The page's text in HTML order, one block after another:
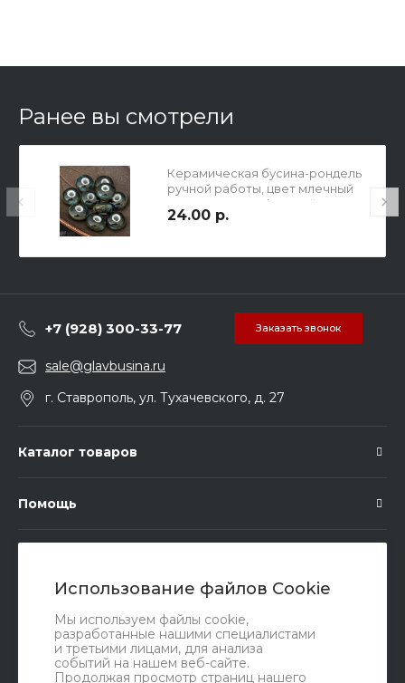
Использование файлов Cookie
Мы используем файлы cookie,
разработанные нашими специалистами
и третьими лицами, для анализа
событий на нашем веб-сайте.
Продолжая просмотр страниц нашего
Ранее вы смотрели
Керамическая бусина-рондель
ручной работы, цвет млечный
путь над морем (черный,
т.синий, светло-голубой, серо-
24.00 р.
+7 (928) 300-33-77 Заказать звонок
sale@glavbusina.ru
г. Ставрополь, ул. Тухачевского, д. 27
Каталог товаров
Помощь